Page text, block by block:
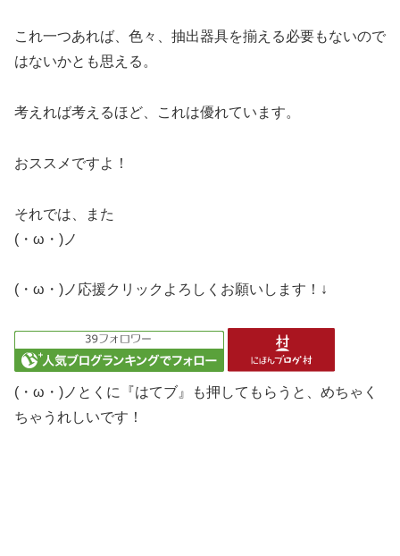
これ一つあれば、色々、抽出器具を揃える必要もないので
はないかとも思える。
考えれば考えるほど、これは優れています。
おススメですよ！
それでは、また
(・ω・)ノ
(・ω・)ノ応援クリックよろしくお願いします！↓
(・ω・)ノとくに『はてブ』も押してもらうと、めちゃく
ちゃうれしいです！